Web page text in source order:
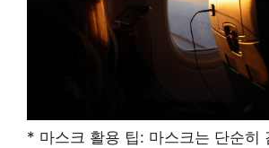
* 마스크 활용 팁: 마스크는 단순히